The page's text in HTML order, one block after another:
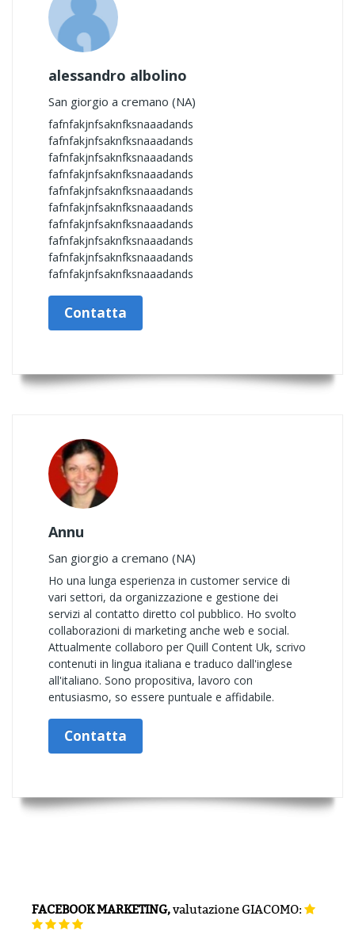
alessandro albolino
San giorgio a cremano (NA)
fafnfakjnfsaknfksnaaadands
fafnfakjnfsaknfksnaaadands
fafnfakjnfsaknfksnaaadands
fafnfakjnfsaknfksnaaadands
fafnfakjnfsaknfksnaaadands
fafnfakjnfsaknfksnaaadands
fafnfakjnfsaknfksnaaadands
fafnfakjnfsaknfksnaaadands
fafnfakjnfsaknfksnaaadands
fafnfakjnfsaknfksnaaadands
Contatta
Annu
San giorgio a cremano (NA)
Ho una lunga esperienza in customer service di
vari settori, da organizzazione e gestione dei
servizi al contatto diretto col pubblico. Ho svolto
collaborazioni di marketing anche web e social.
Attualmente collaboro per Quill Content Uk, scrivo
contenuti in lingua italiana e traduco dall'inglese
all'italiano. Sono propositiva, lavoro con
entusiasmo, so essere puntuale e affidabile.
Contatta
FACEBOOK MARKETING,valutazioneGIACOMO: